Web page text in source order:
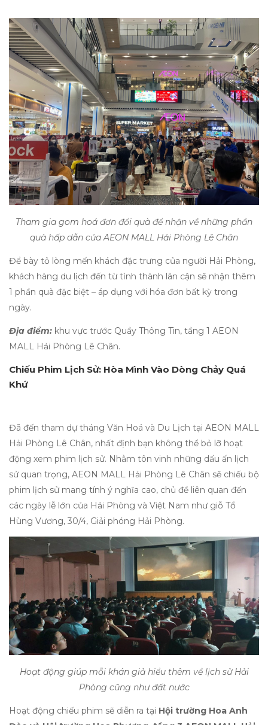
Tham gia gom hoá đơn đổi quà để nhận về những phần
quà hấp dẫn của AEON MALL Hải Phòng Lê Chân
Để bày tỏ lòng mến khách đặc trưng của người Hải Phòng,
khách hàng du lịch đến từ tỉnh thành lân cận sẽ nhận thêm
1 phần quà đặc biệt – áp dụng với hóa đơn bất kỳ trong
ngày.
Địa điểm: khu vực trước Quầy Thông Tin, tầng 1 AEON
MALL Hải Phòng Lê Chân.
Chiếu Phim Lịch Sử: Hòa Mình Vào Dòng Chảy Quá
Khứ
Đã đến tham dự tháng Văn Hoá và Du Lịch tại AEON MALL
Hải Phòng Lê Chân, nhất định bạn không thể bỏ lỡ hoạt
động xem phim lịch sử. Nhằm tôn vinh những dấu ấn lịch
sử quan trọng, AEON MALL Hải Phòng Lê Chân sẽ chiếu bộ
phim lịch sử mang tính ý nghĩa cao, chủ đề liên quan đến
các ngày lễ lớn của Hải Phòng và Việt Nam như giỗ Tổ
Hùng Vương, 30/4, Giải phóng Hải Phòng.
Hoạt động giúp mỗi khán giả hiểu thêm về lịch sử Hải
Phòng cũng như đất nước
Hoạt động chiếu phim sẽ diễn ra tại Hội trường Hoa Anh